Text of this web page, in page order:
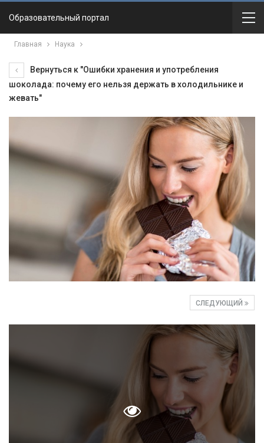
Образовательный портал
Главная Наука
Вернуться к "Ошибки хранения и употребления
шоколада: почему его нельзя держать в холодильнике и
жевать"
СЛЕДУЮЩИЙ